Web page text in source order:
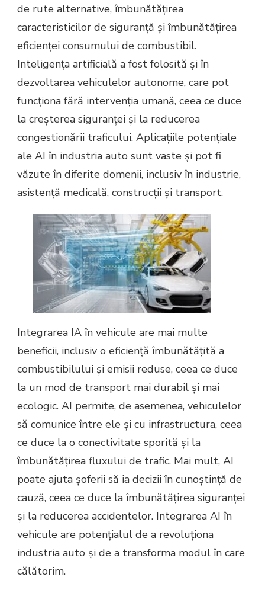
de rute alternative, îmbunătățirea
caracteristicilor de siguranță și îmbunătățirea
eficienței consumului de combustibil.
Inteligența artificială a fost folosită și în
dezvoltarea vehiculelor autonome, care pot
funcționa fără intervenția umană, ceea ce duce
la creșterea siguranței și la reducerea
congestionării traficului. Aplicațiile potențiale
ale AI în industria auto sunt vaste și pot fi
văzute în diferite domenii, inclusiv în industrie,
asistență medicală, construcții și transport.
Integrarea IA în vehicule are mai multe
beneficii, inclusiv o eficiență îmbunătățită a
combustibilului și emisii reduse, ceea ce duce
la un mod de transport mai durabil și mai
ecologic. AI permite, de asemenea, vehiculelor
să comunice între ele și cu infrastructura, ceea
ce duce la o conectivitate sporită și la
îmbunătățirea fluxului de trafic. Mai mult, AI
poate ajuta șoferii să ia decizii în cunoștință de
cauză, ceea ce duce la îmbunătățirea siguranței
și la reducerea accidentelor. Integrarea AI în
vehicule are potențialul de a revoluționa
industria auto și de a transforma modul în care
călătorim.